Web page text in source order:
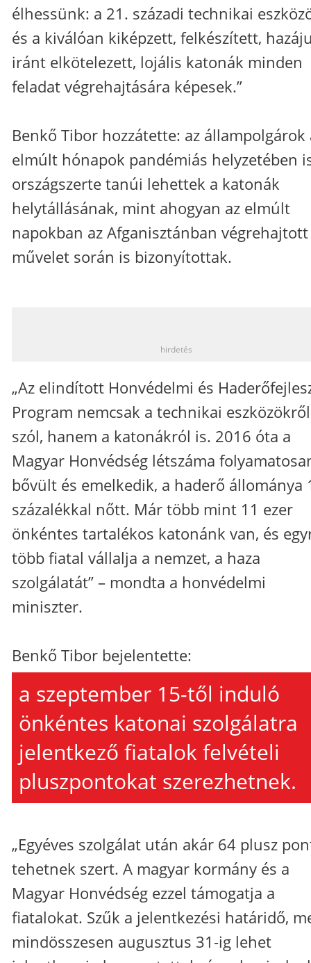
élhessünk: a 21. századi technikai
és a kiválóan kiképzett, felkészített,
iránt elkötelezett, lojális katonák minden
feladat végrehajtására képesek.”
Benkő Tibor hozzátette: az állampolgárok
elmúlt hónapok pandémiás helyzetében
országszerte tanúi lehettek a katonák
helytállásának, mint ahogyan az elmúlt
napokban az Afganisztánban végrehajtott
művelet során is bizonyítottak.
hirdetés
„Az elindított Honvédelmi és
Program nemcsak a technikai eszközökről
szól, hanem a katonákról is. 2016 óta a
Magyar Honvédség létszáma
bővült és emelkedik, a haderő állománya
százalékkal nőtt. Már több mint 11 ezer
önkéntes tartalékos katonánk van, és
több fiatal vállalja a nemzet, a haza
szolgálatát” – mondta a honvédelmi
miniszter.
Benkő Tibor bejelentette:
a szeptember 15-től induló
önkéntes katonai szolgálatra
jelentkező fiatalok felvételi
pluszpontokat szerezhetnek.
„Egyéves szolgálat után akár 64 plusz
tehetnek szert. A magyar kormány és a
Magyar Honvédség ezzel támogatja a
fiatalokat. Szűk a jelentkezési határidő,
mindösszesen augusztus 31-ig lehet